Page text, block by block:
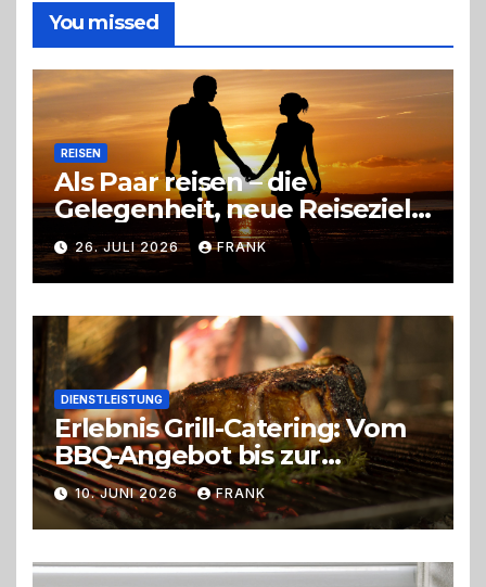
richtige
Entscheidung
You missed
REISEN
Als Paar reisen – die
Gelegenheit, neue Reiseziele
zu entdecken
26. JULI 2026 FRANK
DIENSTLEISTUNG
Erlebnis Grill-Catering: Vom
BBQ-Angebot bis zur
perfekten Eventorganisation
Trend zu Outdoor-Events,
Erlebnisgastronomie und
Live-Cooking
10. JUNI 2026 FRANK